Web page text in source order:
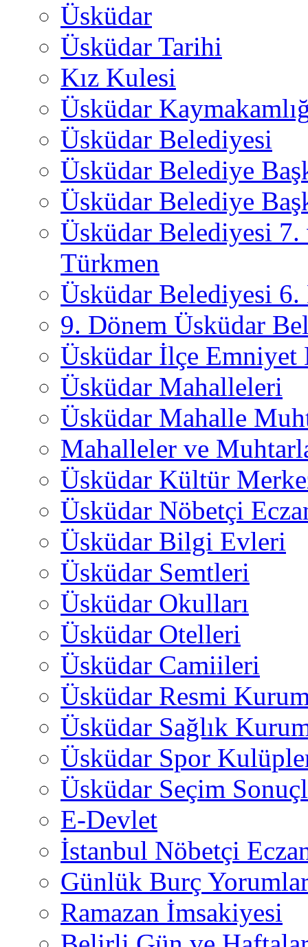
Üsküdar
Üsküdar Tarihi
Kız Kulesi
Üsküdar
Üsküdar Belediyesi
Üsküdar Belediye
Üsküdar Belediye
Üsküdar Belediyesi
Türkmen
Üsküdar Belediyesi 6.
9. Dönem Üsküdar
Üsküdar İlçe
Üsküdar Mahalleleri
Üsküdar Mahalle
Mahalleler ve
Üsküdar Kültür
Üsküdar Nöbetçi
Üsküdar Bilgi Evleri
Üsküdar Semtleri
Üsküdar Okulları
Üsküdar Otelleri
Üsküdar Camiileri
Üsküdar Resmi
Üsküdar Sağlık
Üsküdar Spor
Üsküdar Seçim
E-Devlet
İstanbul Nöbetçi
Günlük Burç
Ramazan İmsakiyesi